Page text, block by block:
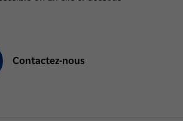
Contactez-nous